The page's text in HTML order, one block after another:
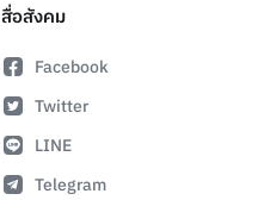
สื่อสังคม
Facebook
Twitter
LINE
Telegram